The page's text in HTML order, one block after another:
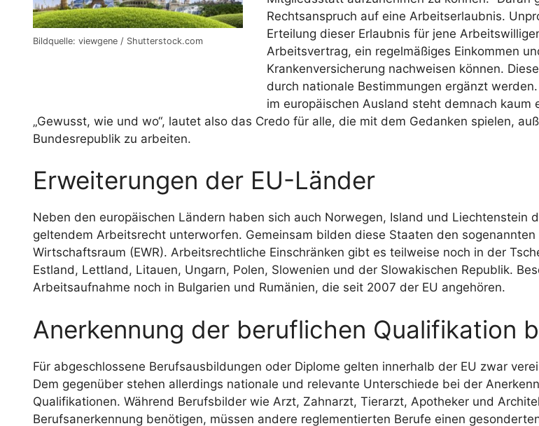
Bildquelle: viewgene / Shutterstock.com
Rechtsanspruch auf eine Arbeitserlaubnis.
Erteilung dieser Erlaubnis für jene
Arbeitsvertrag, ein regelmäßiges Einkommen
Krankenversicherung nachweisen können.
durch nationale Bestimmungen ergänzt
im europäischen Ausland steht demnach kaum
„Gewusst, wie und wo“, lautet also das Credo für alle, die mit dem Gedanken spielen,
Bundesrepublik zu arbeiten.
Erweiterungen der EU-Länder
Neben den europäischen Ländern haben sich auch Norwegen, Island und Liechtenstein
geltendem Arbeitsrecht unterworfen. Gemeinsam bilden diese Staaten den sogenannten
Wirtschaftsraum (EWR). Arbeitsrechtliche Einschränken gibt es teilweise noch in der
Estland, Lettland, Litauen, Ungarn, Polen, Slowenien und der Slowakischen Republik.
Arbeitsaufnahme noch in Bulgarien und Rumänien, die seit 2007 der EU angehören.
Anerkennung der beruflichen Qualifikation
Für abgeschlossene Berufsausbildungen oder Diplome gelten innerhalb der EU zwar
Dem gegenüber stehen allerdings nationale und relevante Unterschiede bei der
Qualifikationen. Während Berufsbilder wie Arzt, Zahnarzt, Tierarzt, Apotheker und
Berufsanerkennung benötigen, müssen andere reglementierten Berufe einen